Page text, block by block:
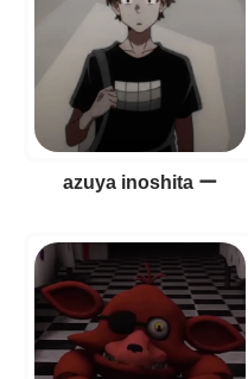
azuya inoshita ー